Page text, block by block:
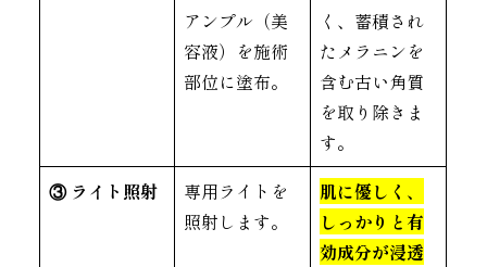
アンプル（美
容液）を施術
部位に塗布。
く、蓄積され
たメラニンを
含む古い角質
を取り除きま
す。
③ ライト照射
専用ライトを
照射します。
肌に優しく、
しっかりと有
効成分が浸透